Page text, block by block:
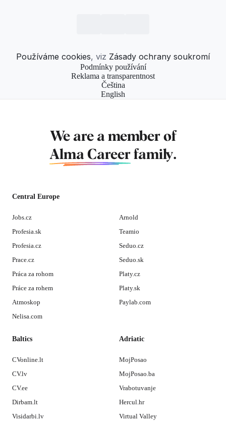
Používáme cookies, viz Zásady ochrany soukromí
Podmínky používání
Reklama a transparentnost
Čeština
English
We are a member of
Alma Career family.
Central Europe
Jobs.cz
Profesia.sk
Profesia.cz
Prace.cz
Práca za rohom
Práce za rohem
Atmoskop
Nelisa.com
Arnold
Teamio
Seduo.cz
Seduo.sk
Platy.cz
Platy.sk
Paylab.com
Baltics
CVonline.lt
CV.lv
CV.ee
Dirbam.lt
Visidarbi.lv
Adriatic
MojPosao
MojPosao.ba
Vrabotuvanje
Hercul.hr
Virtual Valley